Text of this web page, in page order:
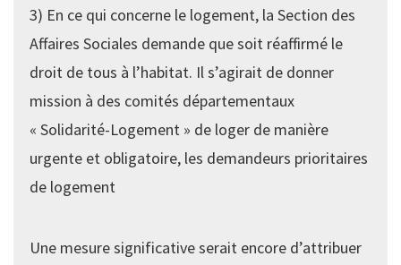
3) En ce qui concerne le logement, la Section des
Affaires Sociales demande que soit réaffirmé le
droit de tous à l’habitat. Il s’agirait de donner
mission à des comités départementaux
« Solidarité-Logement » de loger de manière
urgente et obligatoire, les demandeurs prioritaires
de logement
Une mesure significative serait encore d’attribuer